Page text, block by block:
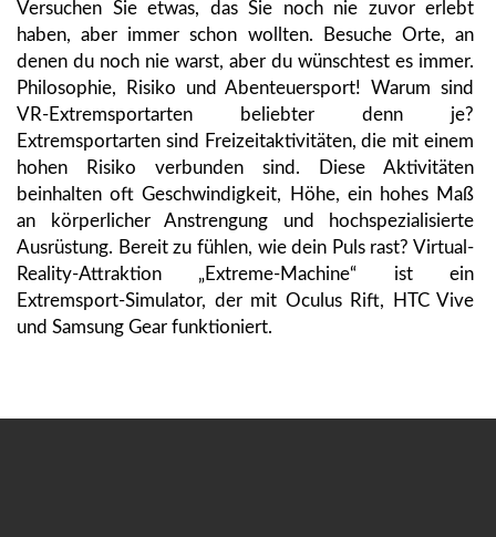
Versuchen Sie etwas, das Sie noch nie zuvor erlebt
haben, aber immer schon wollten. Besuche Orte, an
denen du noch nie warst, aber du wünschtest es immer.
Philosophie, Risiko und Abenteuersport! Warum sind
VR-Extremsportarten beliebter denn je?
Extremsportarten sind Freizeitaktivitäten, die mit einem
hohen Risiko verbunden sind. Diese Aktivitäten
beinhalten oft Geschwindigkeit, Höhe, ein hohes Maß
an körperlicher Anstrengung und hochspezialisierte
Ausrüstung. Bereit zu fühlen, wie dein Puls rast? Virtual-
Reality-Attraktion „Extreme-Machine“ ist ein
Extremsport-Simulator, der mit Oculus Rift, HTC Vive
und Samsung Gear funktioniert.